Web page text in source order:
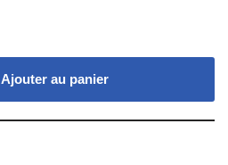
Ajouter au panier